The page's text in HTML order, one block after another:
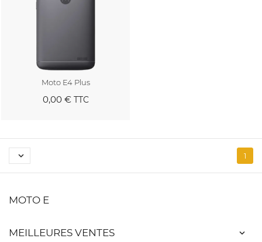
MOTO E
MEILLEURES VENTES
Moto E4 Plus
0,00 €TTC
 1